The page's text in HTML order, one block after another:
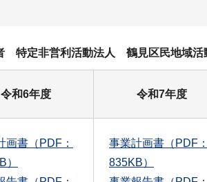
特定非営利活動法人 鶴見区民地域活
令和6年度 令和7年度
画書（PDF：
）
事業計画書（PDF：
835KB）